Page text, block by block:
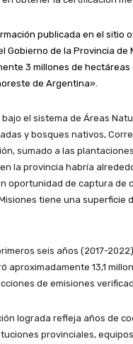
publicada en el sitio
Gobierno de la Provincia de
3 millones de hectáreas
de Argentina».
bajo el sistema de Áreas
y bosques nativos,
sumado a las
la provincia habría
oportunidad de captura de
tiene una superficie
seis años (2017-
aproximadamente 13,1
de emisiones
lograda refleja años de
provinciales,